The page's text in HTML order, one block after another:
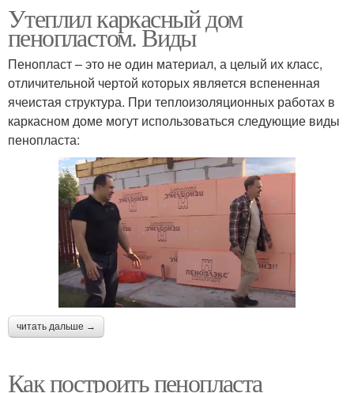
Утеплил каркасный дом
пенопластом. Виды
Пенопласт – это не один материал, а целый их класс,
отличительной чертой которых является вспененная
ячеистая структура. При теплоизоляционных работах в
каркасном доме могут использоваться следующие виды
пенопласта:
читать дальше →
Как построить пенопласта